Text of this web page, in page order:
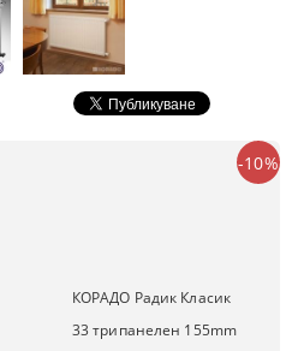
-10%
КОРАДО Радик Класик
33 трипанелен 155mm